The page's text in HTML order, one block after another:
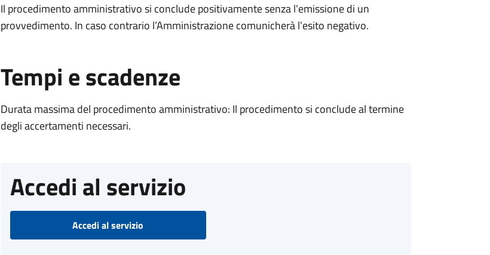
Il procedimento amministrativo si conclude positivamente senza l’emissione di un
provvedimento. In caso contrario l’Amministrazione comunicherà l’esito negativo.
Tempi e scadenze
Durata massima del procedimento amministrativo: Il procedimento si conclude al termine
degli accertamenti necessari.
Accedi al servizio
Accedi al servizio